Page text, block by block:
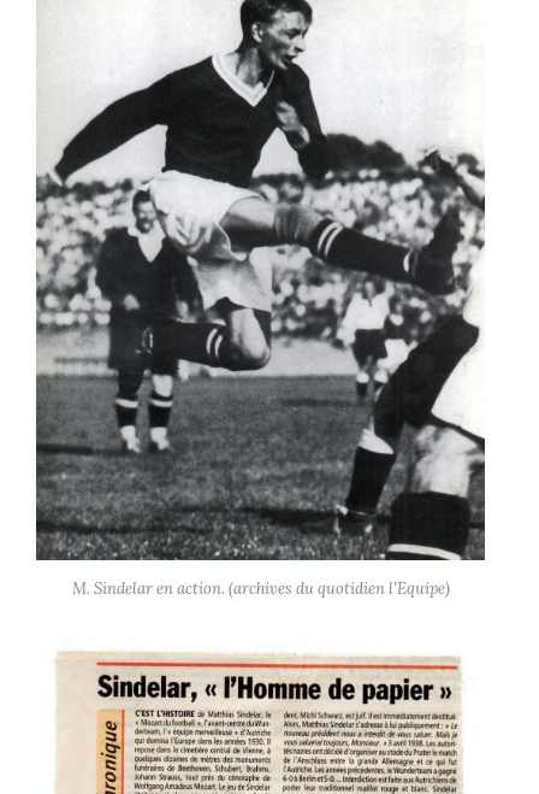
M. Sindelar en action. (archives du quotidien l'Equipe)